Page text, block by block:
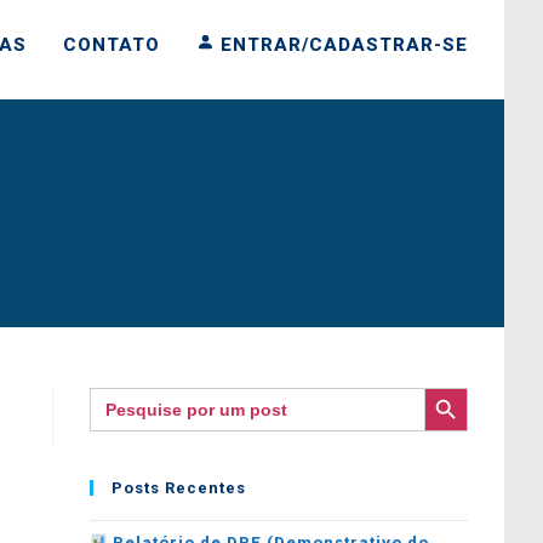
CONTATO ENTRAR/CADASTRAR-SE
Search
for:
SEARCH BUTTON
Posts Recentes